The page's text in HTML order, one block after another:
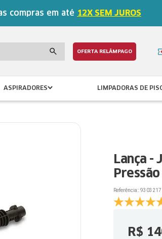
compras em até 12X SEM JUROS
OFERTA RELÂMPAGO
ASPIRADORES LIMPADORAS DE
Lança -
Referência::
R$